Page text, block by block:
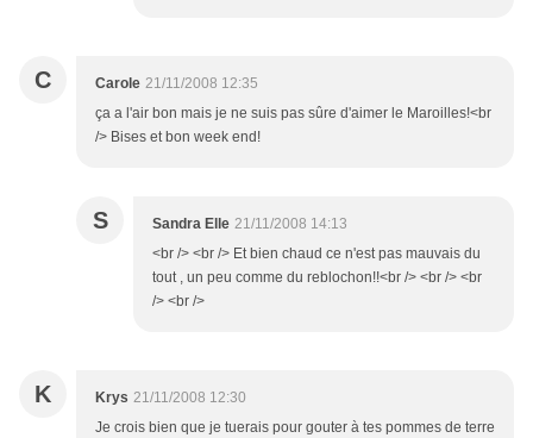
C Carole 21/11/2008 12:35
ça a l'air bon mais je ne suis pas sûre d'aimer le Maroilles!<br
/> Bises et bon week end!
S Sandra Elle 21/11/2008 14:13
<br /> <br /> Et bien chaud ce n'est pas mauvais du
tout , un peu comme du reblochon!!<br /> <br /> <br
/> <br />
K Krys 21/11/2008 12:30
Je crois bien que je tuerais pour gouter à tes pommes de terre